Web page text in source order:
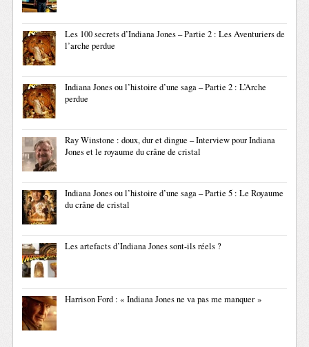
Les 100 secrets d’Indiana Jones – Partie 2 : Les Aventuriers de
l’arche perdue
Indiana Jones ou l’histoire d’une saga – Partie 2 : L’Arche
perdue
Ray Winstone : doux, dur et dingue – Interview pour Indiana
Jones et le royaume du crâne de cristal
Indiana Jones ou l’histoire d’une saga – Partie 5 : Le Royaume
du crâne de cristal
Les artefacts d’Indiana Jones sont-ils réels ?
Harrison Ford : « Indiana Jones ne va pas me manquer »